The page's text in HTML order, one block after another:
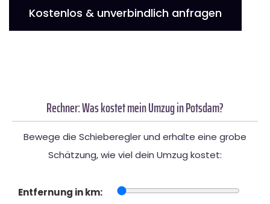
Kostenlos & unverbindlich anfragen
Rechner: Was kostet mein Umzug in Potsdam?
Bewege die Schieberegler und erhalte eine grobe
Schätzung, wie viel dein Umzug kostet:
Entfernung in km: